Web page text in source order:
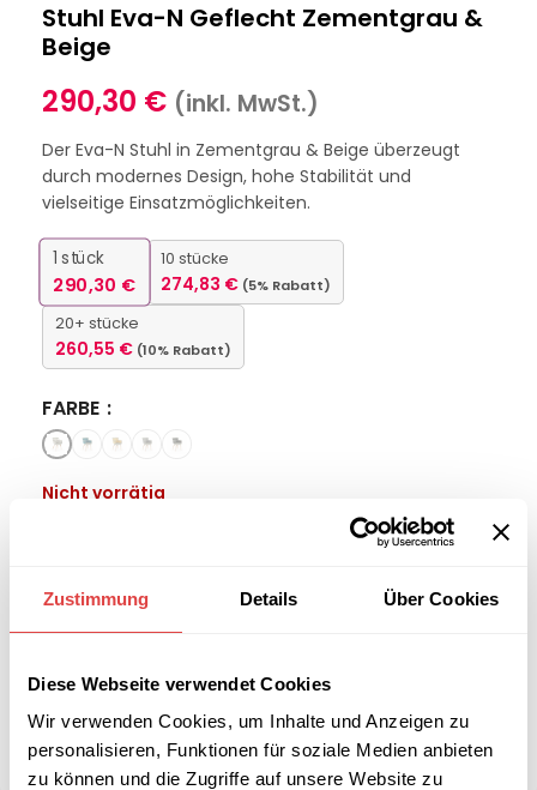
Zustimmung Details Über Cookies
Diese Webseite verwendet Cookies
Wir verwenden Cookies, um Inhalte und Anzeigen zu
personalisieren, Funktionen für soziale Medien anbieten
zu können und die Zugriffe auf unsere Website zu
Stuhl Eva-N Geflecht Zementgrau &
Beige
290,30 € (inkl. MwSt.)
Der Eva-N Stuhl in Zementgrau & Beige überzeugt
durch modernes Design, hohe Stabilität und
vielseitige Einsatzmöglichkeiten.
1 stück
290,30 €
10 stücke
274,83 € (5% Rabatt)
20+ stücke
260,55 € (10% Rabatt)
FARBE
Nicht vorrätig
Stückzahlen?
Kategorie: Sessel & Stühle
Marke:Gastro Uzal
Teilen: